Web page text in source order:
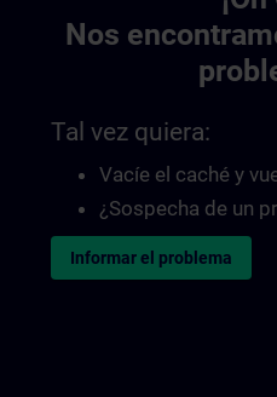
Nos
Tal vez quiera:
Vacíe el caché y
¿Sospecha de un
Informar el problema